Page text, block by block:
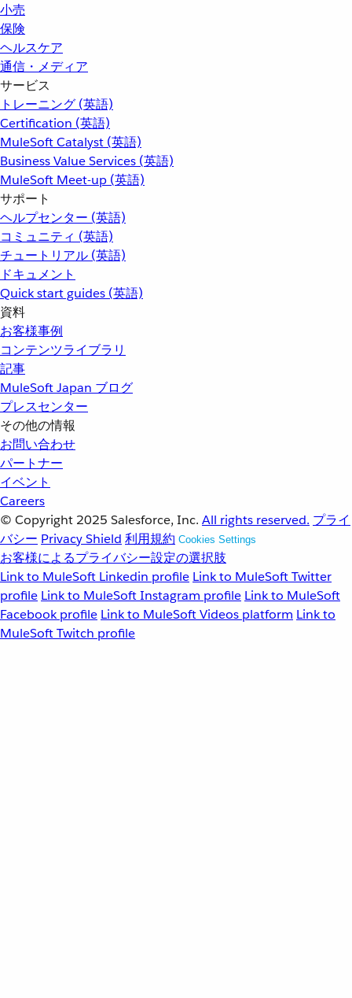
小売
保険
ヘルスケア
通信・メディア
サービス
トレーニング (英語)
Certification (英語)
MuleSoft Catalyst (英語)
Business Value Services (英語)
MuleSoft Meet-up (英語)
サポート
ヘルプセンター (英語)
コミュニティ (英語)
チュートリアル (英語)
ドキュメント
Quick start guides (英語)
資料
お客様事例
コンテンツライブラリ
記事
MuleSoft Japan ブログ
プレスセンター
その他の情報
お問い合わせ
パートナー
イベント
Careers
© Copyright 2025 Salesforce, Inc. All rights reserved. プライ
バシー Privacy Shield 利用規約 Cookies Settings
お客様によるプライバシー設定の選択肢
Link to MuleSoft Linkedin profile Link to MuleSoft Twitter
profile Link to MuleSoft Instagram profile Link to MuleSoft
Facebook profile Link to MuleSoft Videos platform Link to
MuleSoft Twitch profile